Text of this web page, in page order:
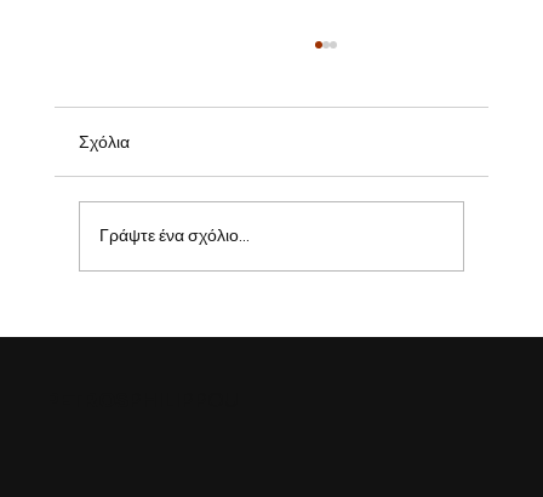
Σχόλια
Γράψτε ένα σχόλιο...